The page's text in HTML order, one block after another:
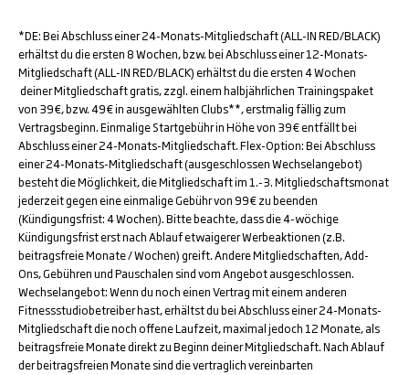
*DE: Bei Abschluss einer 24-Monats-Mitgliedschaft (ALL-IN RED/BLACK)
erhältst du die ersten 8 Wochen, bzw. bei Abschluss einer 12-Monats-
Mitgliedschaft (ALL-IN RED/BLACK) erhältst du die ersten 4 Wochen
deiner Mitgliedschaft gratis, zzgl. einem halbjährlichen Trainingspaket
von 39€, bzw. 49€ in ausgewählten Clubs**, erstmalig fällig zum
Vertragsbeginn. Einmalige Startgebühr in Höhe von 39€ entfällt bei
Abschluss einer 24-Monats-Mitgliedschaft. Flex-Option: Bei Abschluss
einer 24-Monats-Mitgliedschaft (ausgeschlossen Wechselangebot)
besteht die Möglichkeit, die Mitgliedschaft im 1.-3. Mitgliedschaftsmonat
jederzeit gegen eine einmalige Gebühr von 99€ zu beenden
(Kündigungsfrist: 4 Wochen). Bitte beachte, dass die 4-wöchige
Kündigungsfrist erst nach Ablauf etwaigerer Werbeaktionen (z.B.
beitragsfreie Monate / Wochen) greift. Andere Mitgliedschaften, Add-
Ons, Gebühren und Pauschalen sind vom Angebot ausgeschlossen.
Wechselangebot: Wenn du noch einen Vertrag mit einem anderen
Fitnessstudiobetreiber hast, erhältst du bei Abschluss einer 24-Monats-
Mitgliedschaft die noch offene Laufzeit, maximal jedoch 12 Monate, als
beitragsfreie Monate direkt zu Beginn deiner Mitgliedschaft. Nach Ablauf
der beitragsfreien Monate sind die vertraglich vereinbarten